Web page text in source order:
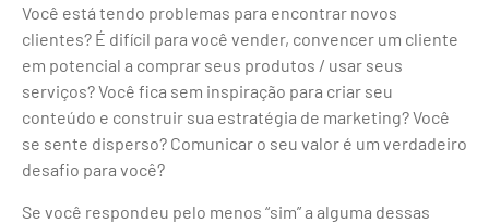
Você está tendo problemas para encontrar novos
clientes? É difícil para você vender, convencer um cliente
em potencial a comprar seus produtos / usar seus
serviços? Você fica sem inspiração para criar seu
conteúdo e construir sua estratégia de marketing? Você
se sente disperso? Comunicar o seu valor é um verdadeiro
desafio para você?
Se você respondeu pelo menos “sim” a alguma dessas